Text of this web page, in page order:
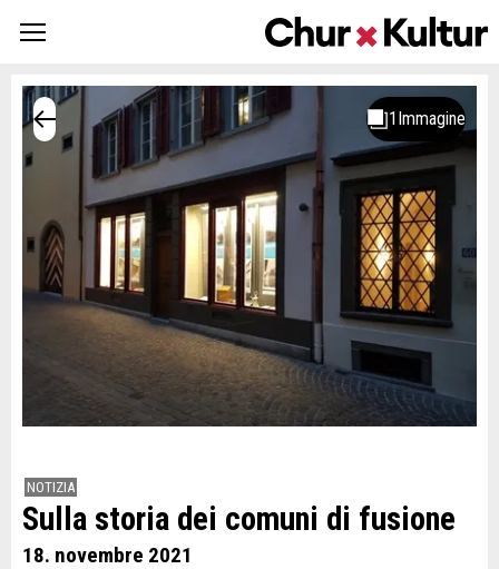
NOTIZIA
Sulla storia dei comuni di fusione
18. novembre 2021